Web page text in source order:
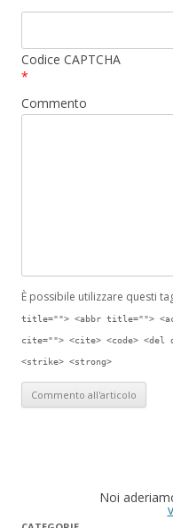
Codice CAPTCHA
*
Commento
È possibile utilizzare questi
title=""> <abbr title="">
cite=""> <cite> <code> <del
<strike> <strong>
Noi